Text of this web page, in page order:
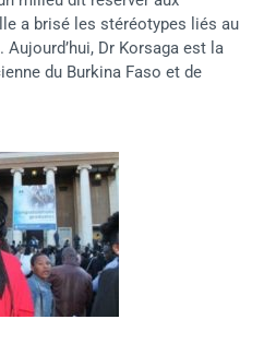
a brisé les stéréotypes liés au
Dr Korsaga est la
du Burkina Faso et de